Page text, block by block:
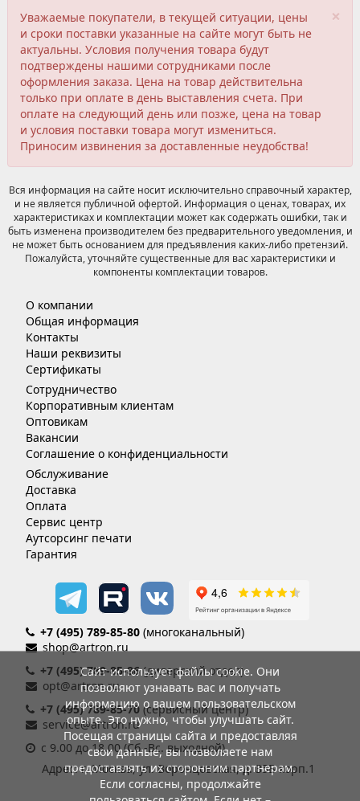
×
Уважаемые покупатели, в текущей ситуации, цены
и сроки поставки указанные на сайте могут быть не
актуальны. Условия получения товара будут
подтверждены нашими сотрудниками после
оформления заказа. Цена на товар действительна
только при оплате в день выставления счета. При
оплате на следующий день или позже, цена на товар
и условия поставки товара могут измениться.
Приносим извинения за доставленные неудобства!
Вся информация на сайте носит исключительно справочный характер,
и не является публичной офертой. Информация о ценах, товарах, их
характеристиках и комплектации может как содержать ошибки, так и
быть изменена производителем без предварительного уведомления, и
не может быть основанием для предъявления каких-либо претензий.
Пожалуйста, уточняйте существенные для вас характеристики и
компоненты комплектации товаров.
О компании
Общая информация
Контакты
Наши реквизиты
Сертификаты
Сотрудничество
Корпоративным клиентам
Оптовикам
Вакансии
Соглашение о конфиденциальности
Обслуживание
Доставка
Оплата
Сервис центр
Аутсорсинг печати
Гарантия
+7 (495) 789-85-80 (многоканальный)
shop@artron.ru
+7 (495) 789-85-86(дилерский отдел)
opt@artron.ru
+7 (495) 789-85-70 (сервисный центр)
service@artron.ru
с 9.00 до 18.00 (Сб.-Вс. выходной)
Адрес: г. Москва, ул. Воронцовская, д. 35Б корп.1
Сайт использует файлы cookie. Они
позволяют узнавать вас и получать
информацию о вашем пользовательском
опыте. Это нужно, чтобы улучшать сайт.
Посещая страницы сайта и предоставляя
свои данные, вы позволяете нам
предоставлять их сторонним партнерам.
Если согласны, продолжайте